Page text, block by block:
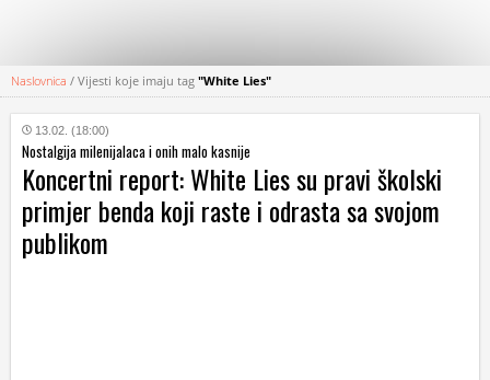
KATEGORIJE
HRVATSKI
WEB
Naslovnica / Vijesti koje imaju tag "White Lies"
13.02. (18:00)
Nostalgija milenijalaca i onih malo kasnije
Koncertni report: White Lies su pravi školski
primjer benda koji raste i odrasta sa svojom
publikom